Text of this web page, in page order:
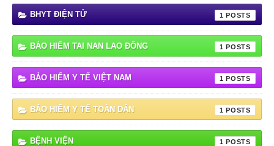
BHYT ĐIỆN TỬ 1
BẢO HIỂM TAI NAN LAO ĐÔNG 1
BẢO HIỂM Y TẾ VIỆT NAM 1
BẢO HIỂM Y TẾ TOÀN DÂN 1
BỆNH VIỆN 1